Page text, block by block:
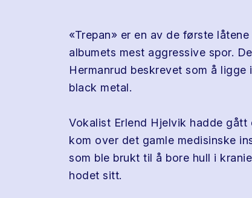
«Trepan» er en av de første
albumets mest aggressive spor.
Hermanrud beskrevet som å
black metal.
Vokalist Erlend Hjelvik hadde
kom over det gamle medisinske
som ble brukt til å bore hull i
hodet sitt.